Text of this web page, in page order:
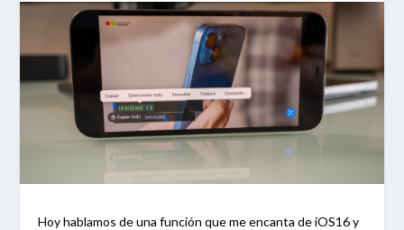
Hoy hablamos de una función que me encanta de iOS16 y